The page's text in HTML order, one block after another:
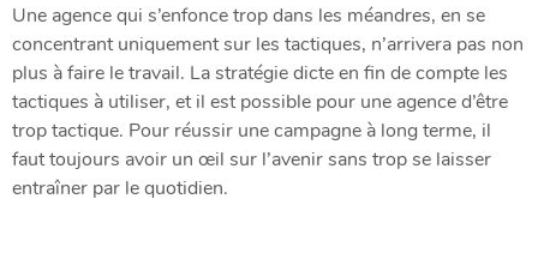
Une agence qui s’enfonce trop dans les méandres, en se
concentrant uniquement sur les tactiques, n’arrivera pas non
plus à faire le travail. La stratégie dicte en fin de compte les
tactiques à utiliser, et il est possible pour une agence d’être
trop tactique. Pour réussir une campagne à long terme, il
faut toujours avoir un œil sur l’avenir sans trop se laisser
entraîner par le quotidien.